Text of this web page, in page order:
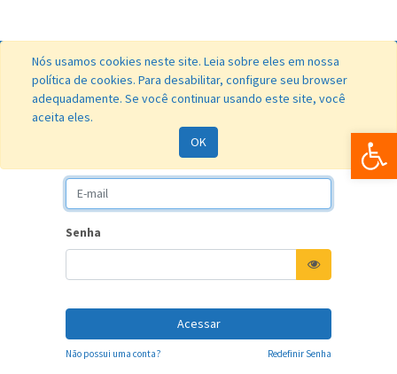
Nós usamos cookies neste site. Leia sobre eles em nossa
política de cookies. Para desabilitar, configure seu browser
adequadamente. Se você continuar usando este site, você
aceita eles.
OK
Senha
Acessar
Não possui uma conta? Redefinir Senha